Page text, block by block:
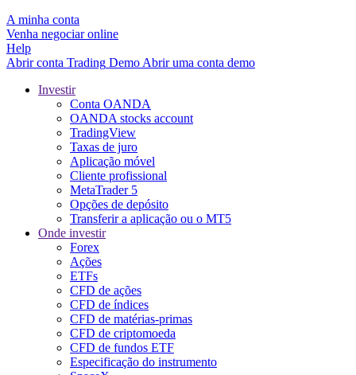
A minha conta
Venha negociar online
Help
Abrir conta Trading Demo Abrir uma conta demo
Investir
Conta OANDA
OANDA stocks account
TradingView
Taxas de juro
Aplicação móvel
Cliente profissional
MetaTrader 5
Opções de depósito
Transferir a aplicação ou o MT5
Onde investir
Forex
Ações
ETFs
CFD de ações
CFD de índices
CFD de matérias-primas
CFD de criptomoeda
CFD de fundos ETF
Especificação do instrumento